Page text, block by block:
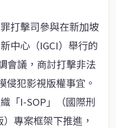
打擊司參與在新加坡
中心（IGCI）舉行的
會議，商討打擊非法
侵犯影視版權事宜。
「I-SOP」（國際刑
專案框架下推進，